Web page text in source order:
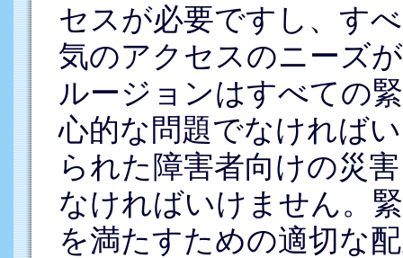
セスが必要ですし、す
気のアクセスのニーズ
ルージョンはすべての
心的な問題でなければ
られた障害者向けの災
なければいけません。
を満たすための適切な